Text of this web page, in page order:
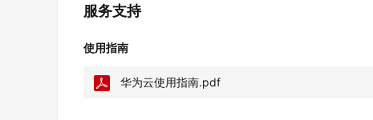
服务支持
使用指南
华为云使用指南.pdf